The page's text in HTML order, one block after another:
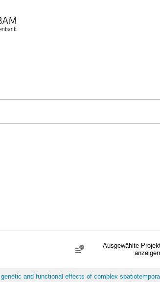
Ausgewählte
anzeigen
and functional effects of complex